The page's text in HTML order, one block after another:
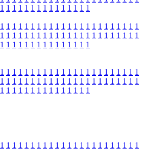
1 1 1 1 1 1 1 1 1 1 1 1 1 1 1
1 1 1 1 1 1 1 1 1 1 1 1 1 1 1 1 1 1 1 1 1 1 1
1 1 1 1 1 1 1 1 1 1 1 1 1 1 1 1 1 1 1 1 1 1 1
1 1 1 1 1 1 1 1 1 1 1 1 1 1 1
1 1 1 1 1 1 1 1 1 1 1 1 1 1 1 1 1 1 1 1 1 1 1
1 1 1 1 1 1 1 1 1 1 1 1 1 1 1 1 1 1 1 1 1 1 1
1 1 1 1 1 1 1 1 1 1 1 1 1 1 1
1 1 1 1 1 1 1 1 1 1 1 1 1 1 1 1 1 1 1 1 1 1 1